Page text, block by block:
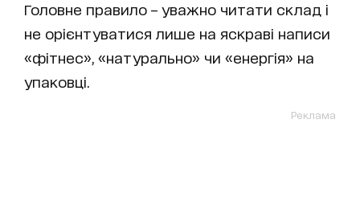
Головне правило – уважно читати склад і
не орієнтуватися лише на яскраві написи
«фітнес», «натурально» чи «енергія» на
упаковці.
Реклама